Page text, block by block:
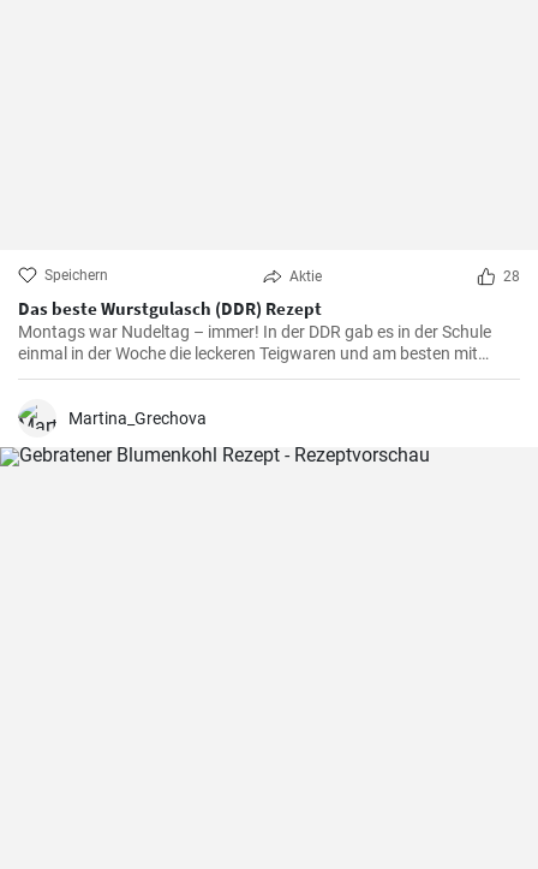
Speichern Aktie 28
Das beste Wurstgulasch (DDR) Rezept
Montags war Nudeltag – immer! In der DDR gab es in der Schule
einmal in der Woche die leckeren Teigwaren und am besten mit
Wurstgulasch .Das Gulasch mit Paprika und Würstchen ist sehr
Martina_Grechova